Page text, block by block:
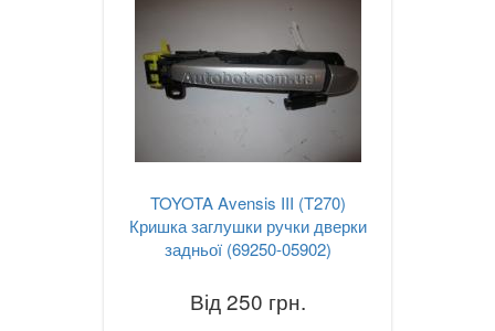
TOYOTA Avensis III (T270)
Кришка заглушки ручки дверки
задньої (69250-05902)
Від 250 грн.